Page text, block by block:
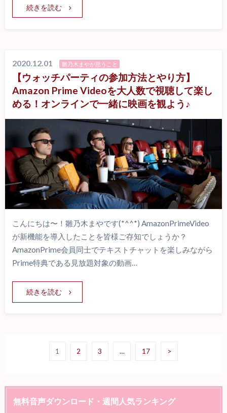
続きを読む
2020.12.01 雛乃木まやが思うこと
【ウォッチパーティの参加方法とやり方】
Amazon Prime Videoを大人数で視聴して楽し
める！オンラインで一緒に映画を観よう♪
こんにちは〜！雛乃木まやです(*^^*) AmazonPrimeVideo
が新機能を導入したことを皆様ご存知でしょうか？
AmazonPrime会員同士でテキストチャットを楽しみながら
Prime特典である見放題対象の動画…
続きを読む
1 2 3 … 17 >
無料音声ダウンロード・週間人気ランキング